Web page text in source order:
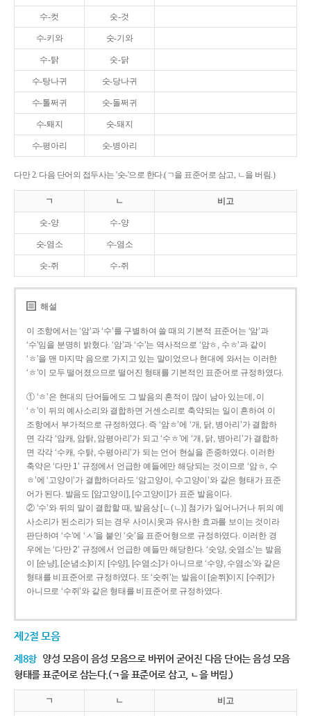
수-컷 숫-것
수-키와 숫-기와
수-탉 숫-닭
수-탕나귀 숫-당나귀
수-톨쩌귀 숫-돌쩌귀
수-퇘지 숫-돼지
수-평아리 숫-병아리
다만 2. 다음 단어의 접두사는 '숫-'으로 한다.(ㄱ을 표준어로 삼고, ㄴ을 버림.)
ㄱ ㄴ 비고
숫-양 수-양
숫-염소 수-염소
숫-쥐 수-쥐
해설
이 조항에서는 ‘암’과 ‘수’를 구별하여 쓸 때의 기본적 표준어는 ‘암’과
‘수’임을 분명히 밝혔다. ‘암’과 ‘수’는 역사적으로 ‘암ㅎ, 수ㅎ’과 같이
‘ㅎ’을 맨 마지막 음으로 가지고 있는 말이었으나 현대에 와서는 이러한
‘ㅎ’이 모두 떨어졌으므로 떨어진 형태를 기본적인 표준어로 규정하였다.
① ‘ㅎ’은 현대의 단어들에도 그 발음의 흔적이 많이 남아 있는데, 이
‘ㅎ’이 뒤의 예사소리와 결합하면 거센소리로 축약되는 일이 흔하여 이
조항에서 부가적으로 규정하였다. 즉 ‘암ㅎ’에 ‘개, 닭, 병아리’가 결합하
면 각각 ‘암캐, 암탉, 암평아리’가 되고 ‘수ㅎ’에 ‘개, 닭, 병아리’가 결합하
면 각각 ‘수캐, 수탉, 수평아리’가 되는 언어 현실을 존중하였다. 이러한
축약은 ‘다만 1’ 규정에서 언급한 예들에만 해당되는 것이므로 ‘암ㅎ, 수
ㅎ’에 ‘고양이’가 결합하더라도 ‘암고양이, 수고양이’와 같은 형태가 표준
어가 된다. 발음도 [암고양이], [수고양이]가 표준 발음이다.
② ‘수’와 뒤의 말이 결합할 때, 발음상 [ㄴ(ㄴ)] 첨가가 일어나거나 뒤의 예
사소리가 된소리가 되는 경우 사이시옷과 유사한 효과를 보이는 것이라
판단하여 ‘수’에 ‘ㅅ’을 붙인 ‘숫’을 표준어형으로 규정하였다. 이러한 경
우에는 ‘다만 2’ 규정에서 언급한 예들만 해당한다. ‘숫양, 숫염소’는 발음
이 [순냥], [순념소]이지 [수양], [수염소]가 아니므로 ‘수양, 수염소’와 같은
형태를 비표준어로 규정하였다. 또 ‘숫쥐’는 발음이 [숟쮜]이지 [수쥐]가
아니므로 ‘수쥐’와 같은 형태를 비표준어로 규정하였다.
제2절 모음
제8항 양성 모음이 음성 모음으로 바뀌어 굳어진 다음 단어는 음성 모음
형태를 표준어로 삼는다.(ㄱ을 표준어로 삼고, ㄴ을 버림.)
ㄱ ㄴ 비고